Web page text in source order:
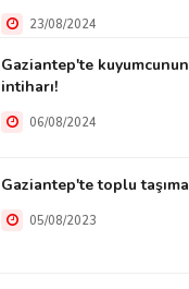
23/08/2024
Gaziantep'te
intiharı!
06/08/2024
Gaziantep'te toplu
05/08/2023